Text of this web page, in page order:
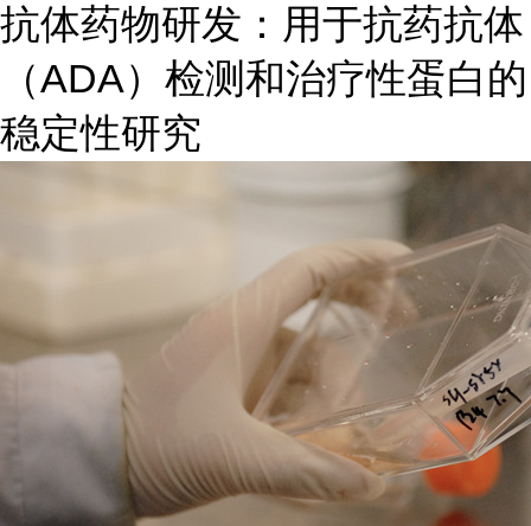
抗体药物研发：用于抗药抗体
（ADA）检测和治疗性蛋白的
稳定性研究